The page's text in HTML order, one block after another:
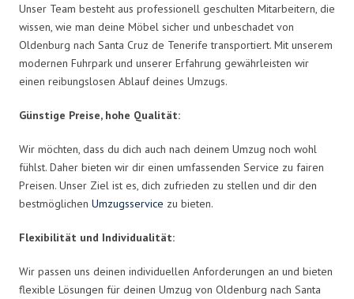
Unser Team besteht aus professionell geschulten Mitarbeitern, die
wissen, wie man deine Möbel sicher und unbeschadet von
Oldenburg nach Santa Cruz de Tenerife transportiert. Mit unserem
modernen Fuhrpark und unserer Erfahrung gewährleisten wir
einen reibungslosen Ablauf deines Umzugs.
Günstige Preise, hohe Qualität:
Wir möchten, dass du dich auch nach deinem Umzug noch wohl
fühlst. Daher bieten wir dir einen umfassenden Service zu fairen
Preisen. Unser Ziel ist es, dich zufrieden zu stellen und dir den
bestmöglichen Umzugsservice zu bieten.
Flexibilität und Individualität:
Wir passen uns deinen individuellen Anforderungen an und bieten
flexible Lösungen für deinen Umzug von Oldenburg nach Santa